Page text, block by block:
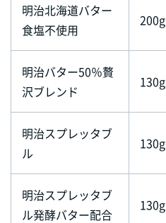
明治北海道バター
食塩不使用
200g
明治バター50％贅
沢ブレンド
130g
明治スプレッタブ
ル
130g
明治スプレッタブ
ル発酵バター配合
130g